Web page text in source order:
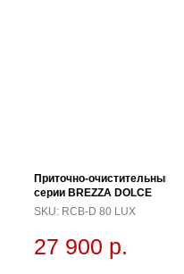
Приточно-очистительный
серии BREZZA DOLCE
SKU: RCB-D 80 LUX
27 900 р.